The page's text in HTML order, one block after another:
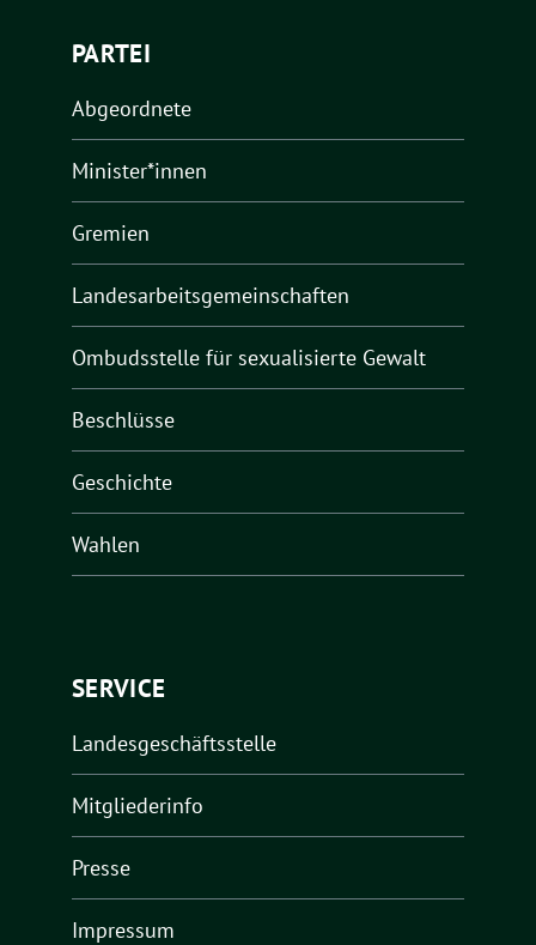
PARTEI
Abgeordnete
Minister*innen
Gremien
Landesarbeitsgemeinschaften
Ombudsstelle für sexualisierte Gewalt
Beschlüsse
Geschichte
Wahlen
SERVICE
Landesgeschäftsstelle
Mitgliederinfo
Presse
Impressum